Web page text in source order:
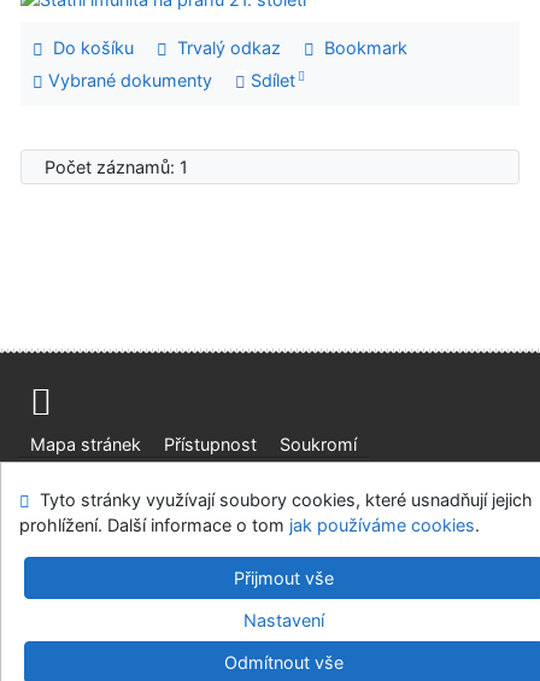
Do košíku Trvalý odkaz
Bookmark
Vybrané dokumenty
Sdílet
Počet záznamů: 1
Mapa stránek Přístupnost
Soukromí
Ústavní soud, IČO: 48513687, se sídlem Joštova 625/8,
660 83 Brno
©1993-2026IPACv.4.8.63a-Cosmotron Bohemia, s.r.o.
Tyto stránky využívají soubory cookies, které usnadňují jejich
prohlížení. Další informace o tom jak používáme cookies.
Přijmout vše
Nastavení
Odmítnout vše